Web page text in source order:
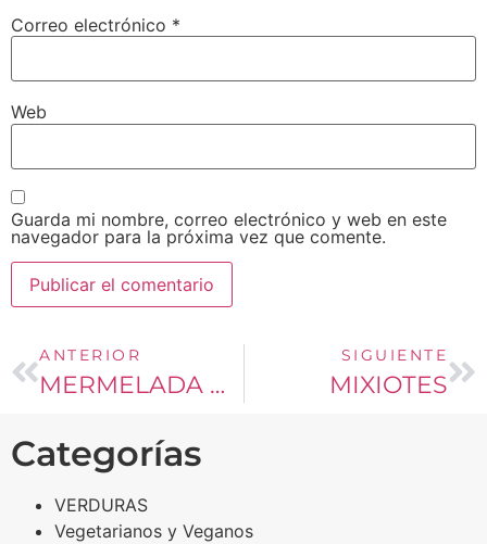
Correo electrónico *
Web
Guarda mi nombre, correo electrónico y web en este
navegador para la próxima vez que comente.
ANTERIOR
MERMELADA DE FRESA
SIGUIENTE
MIXIOTES
Categorías
VERDURAS
Vegetarianos y Veganos